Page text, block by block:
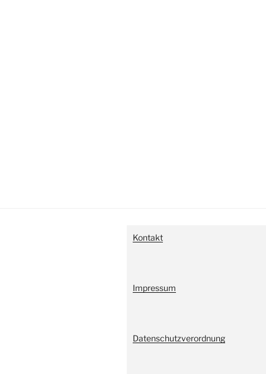
Kontakt
Impressum
Datenschutzverordnung